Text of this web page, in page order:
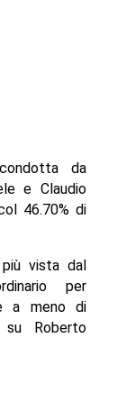
da
e Claudio
46.70% di
vista dal
per
a meno di
Roberto